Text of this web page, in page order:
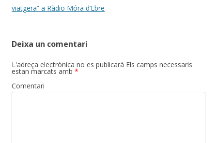
navigation
viatgera” a Ràdio Móra d’Ebre
Deixa un comentari
L'adreça electrònica no es publicarà Els camps necessaris
estan marcats amb *
Comentari